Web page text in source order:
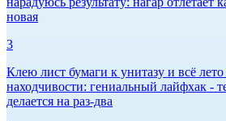
новая
3
Клею лист бумаги к унитазу и всё
находчивости: гениальный лайфхак -
делается на раз-два